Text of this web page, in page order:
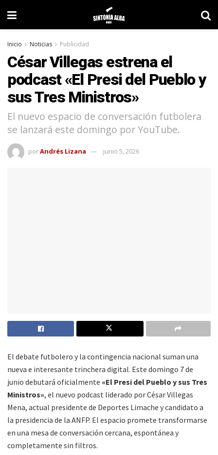
Inicio Noticias Publicidad
César Villegas estrena el
podcast «El Presi del Pueblo y
sus Tres Ministros»
El nuevo espacio de conversación futbolera
se lanzará este domingo por YouTube.
porAndrés Lizana junio 5, 2026
El debate futbolero y la contingencia nacional suman una
nueva e interesante trinchera digital. Este domingo 7 de
junio debutará oficialmente «El Presi del Pueblo y sus Tres
Ministros», el nuevo podcast liderado por César Villegas
Mena, actual presidente de Deportes Limache y candidato a
la presidencia de la ANFP. El espacio promete transformarse
en una mesa de conversación cercana, espontánea y
completamente sin filtros.